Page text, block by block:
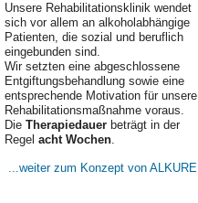
Unsere Rehabilitationsklinik wendet
sich vor allem an alkoholabhängige
Patienten, die sozial und beruflich
eingebunden sind.
Wir setzten eine abgeschlossene
Entgiftungsbehandlung sowie eine
entsprechende Motivation für unsere
Rehabilitationsmaßnahme voraus.
Die Therapiedauer beträgt in der
Regel acht Wochen.
...weiter zum Konzept von ALKURE